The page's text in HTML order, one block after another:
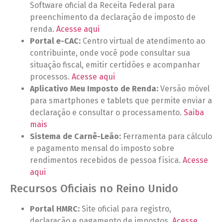
Software oficial da Receita Federal para
preenchimento da declaração de imposto de
renda. Acesse aqui
Portal e-CAC: Centro virtual de atendimento ao
contribuinte, onde você pode consultar sua
situação fiscal, emitir certidões e acompanhar
processos. Acesse aqui
Aplicativo Meu Imposto de Renda: Versão móvel
para smartphones e tablets que permite enviar a
declaração e consultar o processamento. Saiba
mais
Sistema de Carnê-Leão: Ferramenta para cálculo
e pagamento mensal do imposto sobre
rendimentos recebidos de pessoa física. Acesse
aqui
Recursos Oficiais no Reino Unido
Portal HMRC: Site oficial para registro,